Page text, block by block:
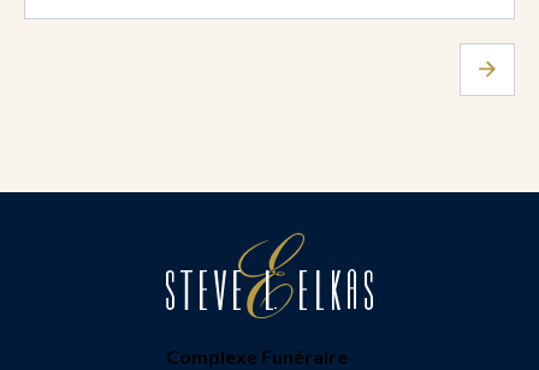
Complexe Funéraire